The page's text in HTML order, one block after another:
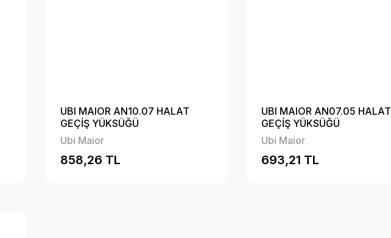
UBI MAIOR AN10.07 HALAT
GEÇİŞ YÜKSÜĞÜ
Ubi Maior
858,26 TL
UBI MAIOR AN07.05 HALAT
GEÇİŞ YÜKSÜĞÜ
Ubi Maior
693,21 TL